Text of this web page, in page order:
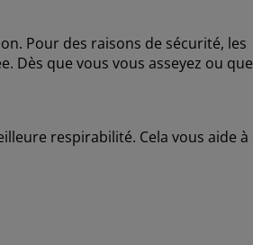
Pour des raisons de sécurité, les
Dès que vous vous asseyez ou que
respirabilité. Cela vous aide à